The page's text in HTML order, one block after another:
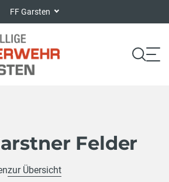
FF Garsten
Felder
zur Übersicht